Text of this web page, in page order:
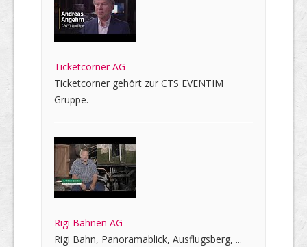
Ticketcorner AG
Ticketcorner gehört zur CTS EVENTIM
Gruppe.
Rigi Bahnen AG
Rigi Bahn, Panoramablick, Ausflugsberg, ...